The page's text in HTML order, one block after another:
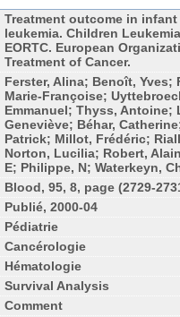
Treatment outcome in
leukemia. Children
EORTC. European
Treatment of Cancer.
Ferster, Alina; Benoît, Yves;
Marie-Françoise;
Emmanuel; Thyss, Antoine;
Geneviève; Béhar,
Patrick; Millot, Frédéric;
Norton, Lucilia; Robert,
E; Philippe, N; Waterkeyn,
Blood, 95, 8, page (2729-
Publié, 2000-04
Pédiatrie
Cancérologie
Hématologie
Survival Analysis
Comment